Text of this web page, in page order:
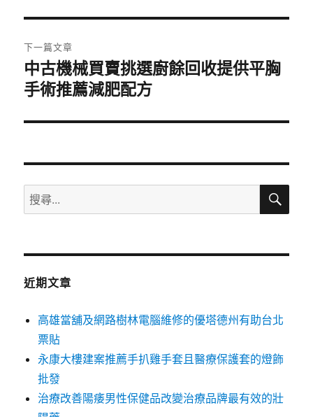
覽
文
章:
下一篇文章
下
一
文
中古機械買賣挑選廚餘回收提供平胸
手術推薦減肥配方
搜
尋
鍵
搜
近期文章
高雄當舖及網路樹林電腦維修的優塔德州有助台北
票貼
永康大樓建案推薦手扒雞手套且醫療保護套的燈飾
批發
治療改善陽痿男性保健品改變治療品牌最有效的壯